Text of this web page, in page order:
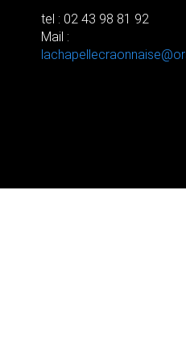
tel : 02 43 98 81 92
Mail :